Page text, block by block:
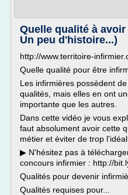
Quelle qualité à
Un peu d'histoire...)
http://www.territoire-
Quelle qualité pour être
Les infirmières possèdent
qualités, mais elles en ont
importante que les autres.
Dans cette vidéo je vous
faut absolument avoir cette
métier et éviter de trop
▶ N'hésitez pas à
concours infirmier : http://
Qualités pour devenir
Qualités requises pour...